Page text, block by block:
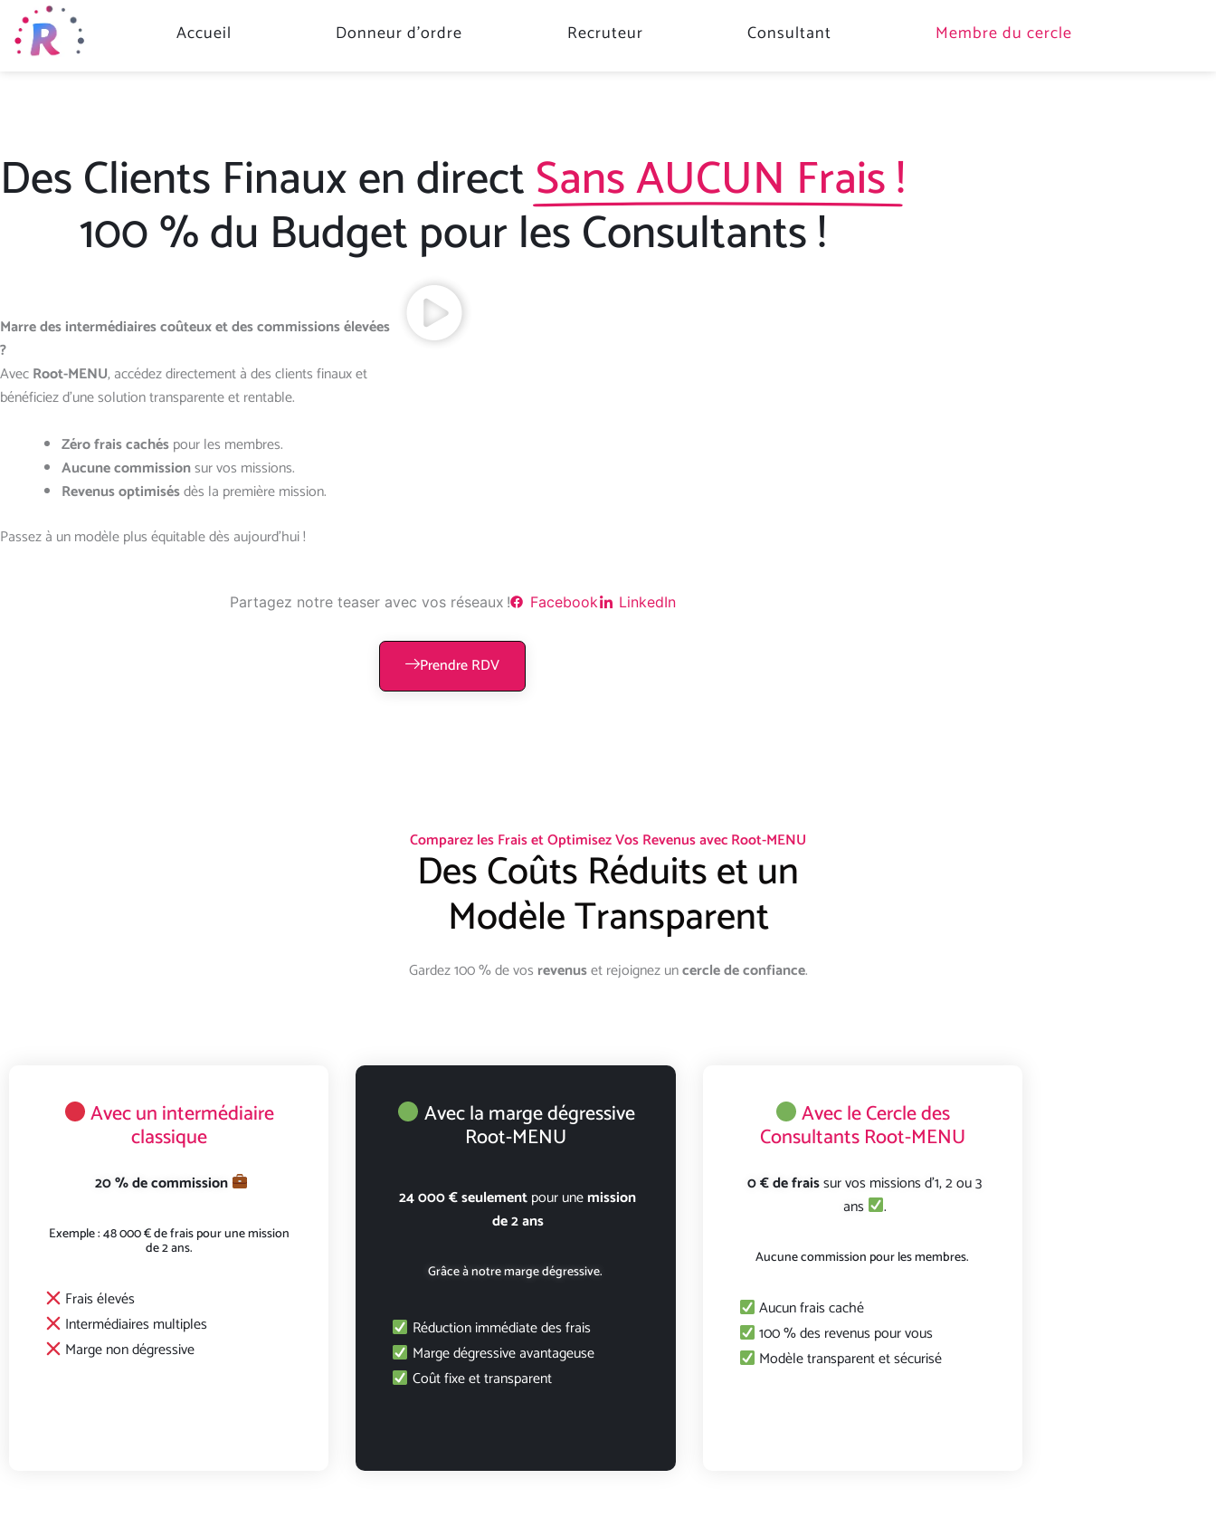
au
contenu
Accueil Donneur d’ordre Recruteur Consultant Membre du cercle
Des Clients Finaux en directSans AUCUN Frais !
100 % du Budget pour les Consultants !
Marre des intermédiaires coûteux et des commissions élevées
?
AvecRoot-MENU, accédez directement à des clients finaux et
bénéficiez d’une solution transparente et rentable.
Zéro frais cachéspour les membres.
Aucune commissionsur vos missions.
Revenus optimisésdès la première mission.
Passez à un modèle plus équitable dès aujourd’hui !
Partagez notre teaser avec vos réseaux ! Facebook LinkedIn
Prendre RDV
Comparez les Frais et Optimisez Vos Revenus avec Root-MENU
Des Coûts Réduits et un
Modèle Transparent
Gardez 100 % de vos revenuset rejoignez uncercle de confiance.
Avec un intermédiaire
classique
20 % de commission
Exemple : 48 000 € de frais pour une mission
de 2 ans.
Frais élevés
Intermédiaires multiples
Marge non dégressive
Avec la marge dégressive
Root-MENU
24 000 € seulementpour unemission
de 2 ans
Grâce à notre marge dégressive.
Réduction immédiate des frais
Marge dégressive avantageuse
Coût fixe et transparent
Avec le Cercle des
Consultants Root-MENU
0 € de fraissur vos missions d’1, 2 ou 3
ans
.
Aucune commission pour les membres.
Aucun frais caché
100 % des revenus pour vous
Modèle transparent et sécurisé